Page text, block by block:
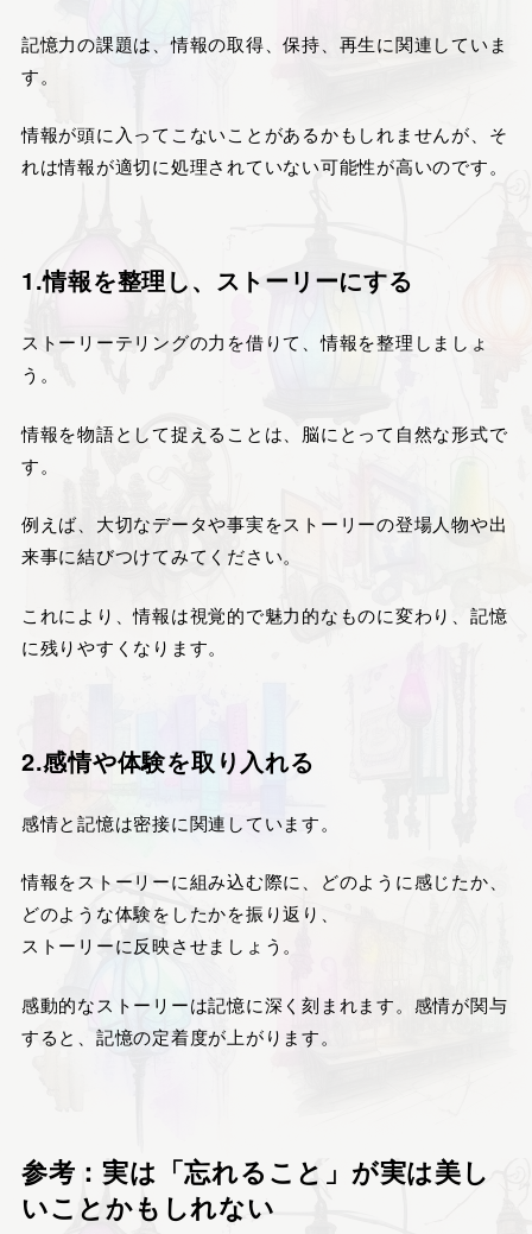
記憶力の課題は、情報の取得、保持、再生に関連していま
す。
情報が頭に入ってこないことがあるかもしれませんが、そ
れは情報が適切に処理されていない可能性が高いのです。
1.情報を整理し、ストーリーにする
ストーリーテリングの力を借りて、情報を整理しましょ
う。
情報を物語として捉えることは、脳にとって自然な形式で
す。
例えば、大切なデータや事実をストーリーの登場人物や出
来事に結びつけてみてください。
これにより、情報は視覚的で魅力的なものに変わり、記憶
に残りやすくなります。
2.感情や体験を取り入れる
感情と記憶は密接に関連しています。
情報をストーリーに組み込む際に、どのように感じたか、
どのような体験をしたかを振り返り、
ストーリーに反映させましょう。
感動的なストーリーは記憶に深く刻まれます。感情が関与
すると、記憶の定着度が上がります。
参考：実は「忘れること」が実は美し
いことかもしれない